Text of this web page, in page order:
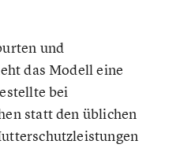
und
das Modell eine
bei
statt den üblichen